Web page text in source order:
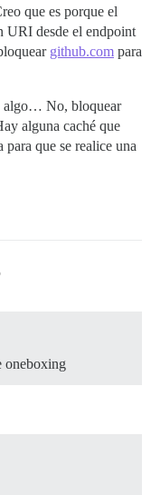
que es porque el
URI desde el endpoint
github.com para
algo… No, bloquear
alguna caché que
para que se realice una
oneboxing